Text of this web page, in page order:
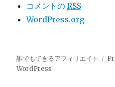
コメントのRSS
WordPress.org
誰でもできるアフィリエイト
WordPress